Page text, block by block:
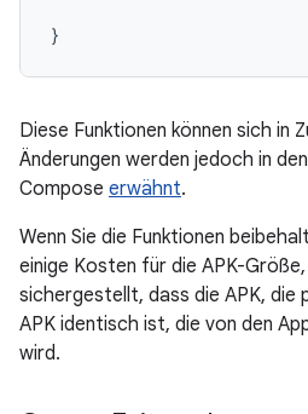
Diese Funktionen können sich in
Änderungen werden jedoch in
Compose erwähnt.
Wenn Sie die Funktionen
einige Kosten für die APK-
sichergestellt, dass die APK,
APK identisch ist, die von den
wird.